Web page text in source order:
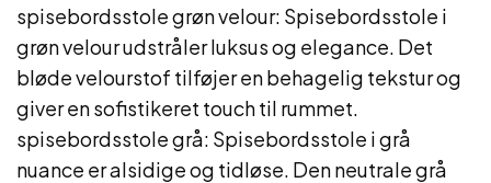
spisebordsstole grøn velour: Spisebordsstole i
grøn velour udstråler luksus og elegance. Det
bløde velourstof tilføjer en behagelig tekstur og
giver en sofistikeret touch til rummet.
spisebordsstole grå: Spisebordsstole i grå
nuance er alsidige og tidløse. Den neutrale grå